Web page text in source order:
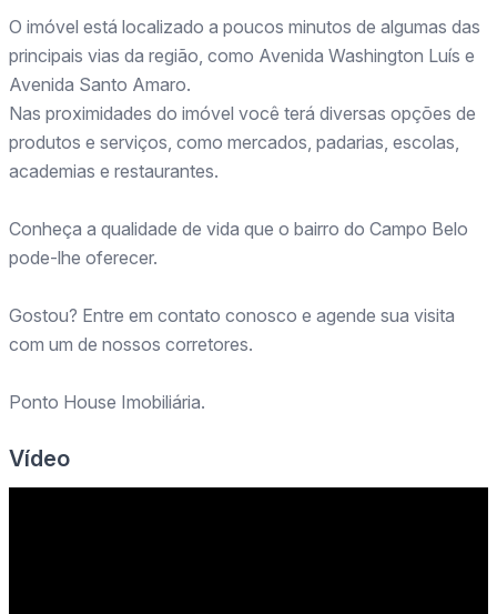
O imóvel está localizado a poucos minutos de algumas das
principais vias da região, como Avenida Washington Luís e
Avenida Santo Amaro.
Nas proximidades do imóvel você terá diversas opções de
produtos e serviços, como mercados, padarias, escolas,
academias e restaurantes.
Conheça a qualidade de vida que o bairro do Campo Belo
pode-lhe oferecer.
Gostou? Entre em contato conosco e agende sua visita
com um de nossos corretores.
Ponto House Imobiliária.
Vídeo